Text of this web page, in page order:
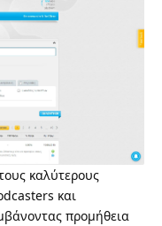
καλύτερους
και
προμήθεια